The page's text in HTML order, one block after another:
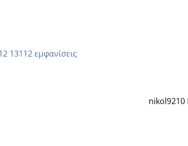
13112 εμφανίσεις
nikol9210